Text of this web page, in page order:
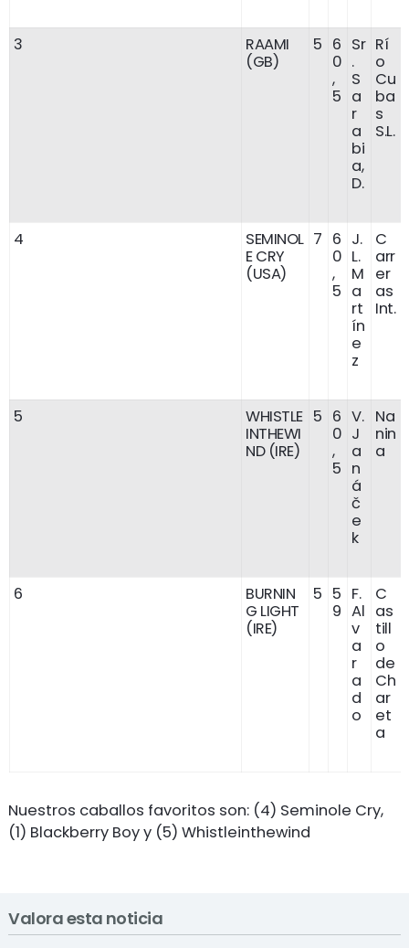
3
RAAMI
(GB)
5 6
0
,
5
Sr
.
S
a
r
a
bi
a,
D.
Rí
o
Cu
ba
s
S.L.
4
SEMINOL
E CRY
(USA)
7 6
0
,
5
J.
L.
M
a
rt
ín
e
z
C
arr
er
as
Int.
5
WHISTLE
INTHEWI
ND (IRE)
5 6
0
,
5
V.
J
a
n
á
č
e
k
Na
nin
a
6
BURNIN
G LIGHT
(IRE)
5 5
9
F.
Al
v
a
r
a
d
o
C
as
till
o
de
Ch
ar
et
a
Nuestros caballos favoritos son: (4) Seminole Cry,
(1) Blackberry Boy y (5) Whistleinthewind
Valora esta noticia